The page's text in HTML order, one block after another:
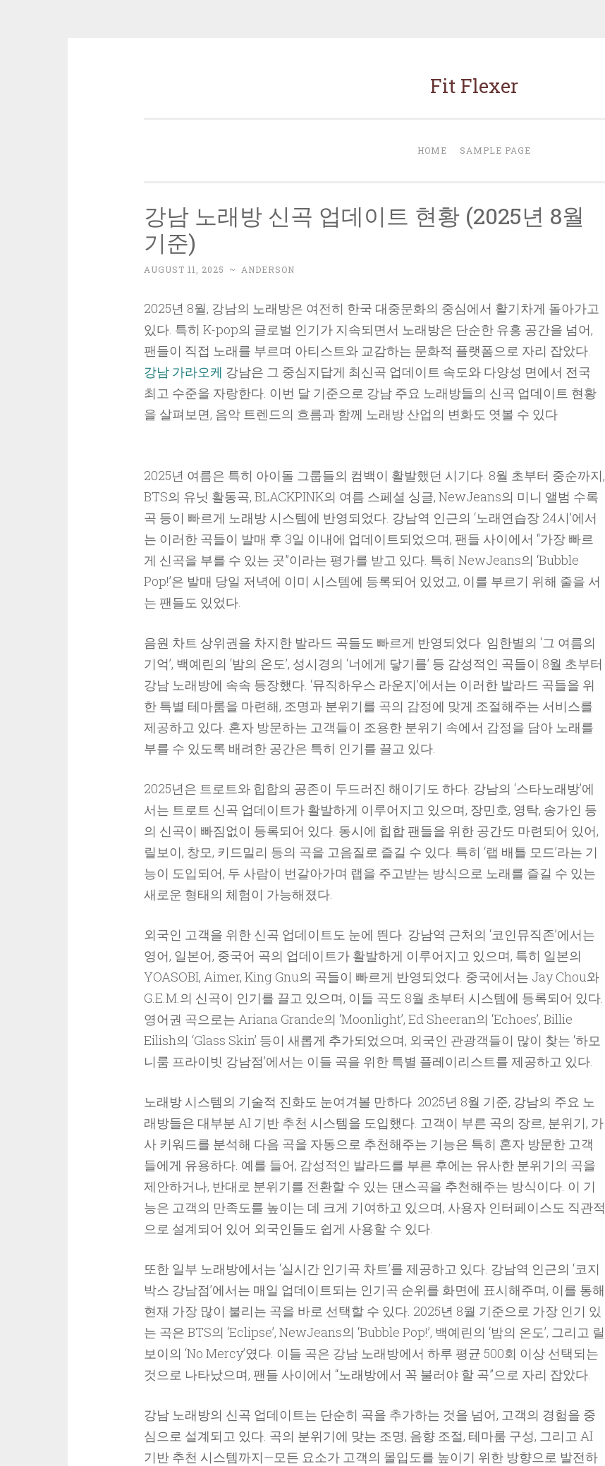
Fit Flexer
HOME SAMPLE PAGE
강남 노래방 신곡 업데이트 현황 (2025년 8월
기준)
AUGUST 11, 2025 ~ ANDERSON
2025년 8월, 강남의 노래방은 여전히 한국 대중문화의 중심에서 활기차게 돌아가고
있다. 특히 K-pop의 글로벌 인기가 지속되면서 노래방은 단순한 유흥 공간을 넘어,
팬들이 직접 노래를 부르며 아티스트와 교감하는 문화적 플랫폼으로 자리 잡았다.
강남 가라오케 강남은 그 중심지답게 최신곡 업데이트 속도와 다양성 면에서 전국
최고 수준을 자랑한다. 이번 달 기준으로 강남 주요 노래방들의 신곡 업데이트 현황
을 살펴보면, 음악 트렌드의 흐름과 함께 노래방 산업의 변화도 엿볼 수 있다
2025년 여름은 특히 아이돌 그룹들의 컴백이 활발했던 시기다. 8월 초부터 중순까지,
BTS의 유닛 활동곡, BLACKPINK의 여름 스페셜 싱글, NewJeans의 미니 앨범 수록
곡 등이 빠르게 노래방 시스템에 반영되었다. 강남역 인근의 ‘노래연습장 24시’에서
는 이러한 곡들이 발매 후 3일 이내에 업데이트되었으며, 팬들 사이에서 “가장 빠르
게 신곡을 부를 수 있는 곳”이라는 평가를 받고 있다. 특히 NewJeans의 ‘Bubble
Pop!’은 발매 당일 저녁에 이미 시스템에 등록되어 있었고, 이를 부르기 위해 줄을 서
는 팬들도 있었다.
음원 차트 상위권을 차지한 발라드 곡들도 빠르게 반영되었다. 임한별의 ‘그 여름의
기억’, 백예린의 ‘밤의 온도’, 성시경의 ‘너에게 닿기를’ 등 감성적인 곡들이 8월 초부터
강남 노래방에 속속 등장했다. ‘뮤직하우스 라운지’에서는 이러한 발라드 곡들을 위
한 특별 테마룸을 마련해, 조명과 분위기를 곡의 감정에 맞게 조절해주는 서비스를
제공하고 있다. 혼자 방문하는 고객들이 조용한 분위기 속에서 감정을 담아 노래를
부를 수 있도록 배려한 공간은 특히 인기를 끌고 있다.
2025년은 트로트와 힙합의 공존이 두드러진 해이기도 하다. 강남의 ‘스타노래방’에
서는 트로트 신곡 업데이트가 활발하게 이루어지고 있으며, 장민호, 영탁, 송가인 등
의 신곡이 빠짐없이 등록되어 있다. 동시에 힙합 팬들을 위한 공간도 마련되어 있어,
릴보이, 창모, 키드밀리 등의 곡을 고음질로 즐길 수 있다. 특히 ‘랩 배틀 모드’라는 기
능이 도입되어, 두 사람이 번갈아가며 랩을 주고받는 방식으로 노래를 즐길 수 있는
새로운 형태의 체험이 가능해졌다.
외국인 고객을 위한 신곡 업데이트도 눈에 띈다. 강남역 근처의 ‘코인뮤직존’에서는
영어, 일본어, 중국어 곡의 업데이트가 활발하게 이루어지고 있으며, 특히 일본의
YOASOBI, Aimer, King Gnu의 곡들이 빠르게 반영되었다. 중국에서는 Jay Chou와
G.E.M.의 신곡이 인기를 끌고 있으며, 이들 곡도 8월 초부터 시스템에 등록되어 있다.
영어권 곡으로는 Ariana Grande의 ‘Moonlight’, Ed Sheeran의 ‘Echoes’, Billie
Eilish의 ‘Glass Skin’ 등이 새롭게 추가되었으며, 외국인 관광객들이 많이 찾는 ‘하모
니룸 프라이빗 강남점’에서는 이들 곡을 위한 특별 플레이리스트를 제공하고 있다.
노래방 시스템의 기술적 진화도 눈여겨볼 만하다. 2025년 8월 기준, 강남의 주요 노
래방들은 대부분 AI 기반 추천 시스템을 도입했다. 고객이 부른 곡의 장르, 분위기, 가
사 키워드를 분석해 다음 곡을 자동으로 추천해주는 기능은 특히 혼자 방문한 고객
들에게 유용하다. 예를 들어, 감성적인 발라드를 부른 후에는 유사한 분위기의 곡을
제안하거나, 반대로 분위기를 전환할 수 있는 댄스곡을 추천해주는 방식이다. 이 기
능은 고객의 만족도를 높이는 데 크게 기여하고 있으며, 사용자 인터페이스도 직관적
으로 설계되어 있어 외국인들도 쉽게 사용할 수 있다.
또한 일부 노래방에서는 ‘실시간 인기곡 차트’를 제공하고 있다. 강남역 인근의 ‘코지
박스 강남점’에서는 매일 업데이트되는 인기곡 순위를 화면에 표시해주며, 이를 통해
현재 가장 많이 불리는 곡을 바로 선택할 수 있다. 2025년 8월 기준으로 가장 인기 있
는 곡은 BTS의 ‘Eclipse’, NewJeans의 ‘Bubble Pop!’, 백예린의 ‘밤의 온도’, 그리고 릴
보이의 ‘No Mercy’였다. 이들 곡은 강남 노래방에서 하루 평균 500회 이상 선택되는
것으로 나타났으며, 팬들 사이에서 “노래방에서 꼭 불러야 할 곡”으로 자리 잡았다.
강남 노래방의 신곡 업데이트는 단순히 곡을 추가하는 것을 넘어, 고객의 경험을 중
심으로 설계되고 있다. 곡의 분위기에 맞는 조명, 음향 조절, 테마룸 구성, 그리고 AI
기반 추천 시스템까지—모든 요소가 고객의 몰입도를 높이기 위한 방향으로 발전하